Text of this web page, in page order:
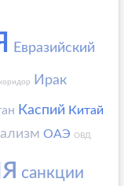
Евразийский
Ирак
Каспий Китай
ОАЭ ОВД
санкции